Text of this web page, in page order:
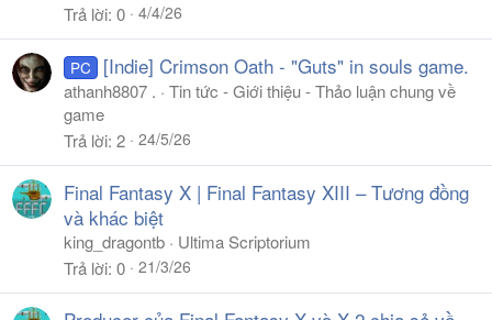
Trả lời 0 4/4/26
PC [Indie] Crimson Oath - "Guts" in souls game.
athanh8807 .
Tin tức - Giới thiệu - Thảo luận chung về
game
Trả lời 2 24/5/26
Final Fantasy X | Final Fantasy XIII – Tương đồng
và khác biệt
king_dragontb
Ultima Scriptorium
Trả lời 0 21/3/26